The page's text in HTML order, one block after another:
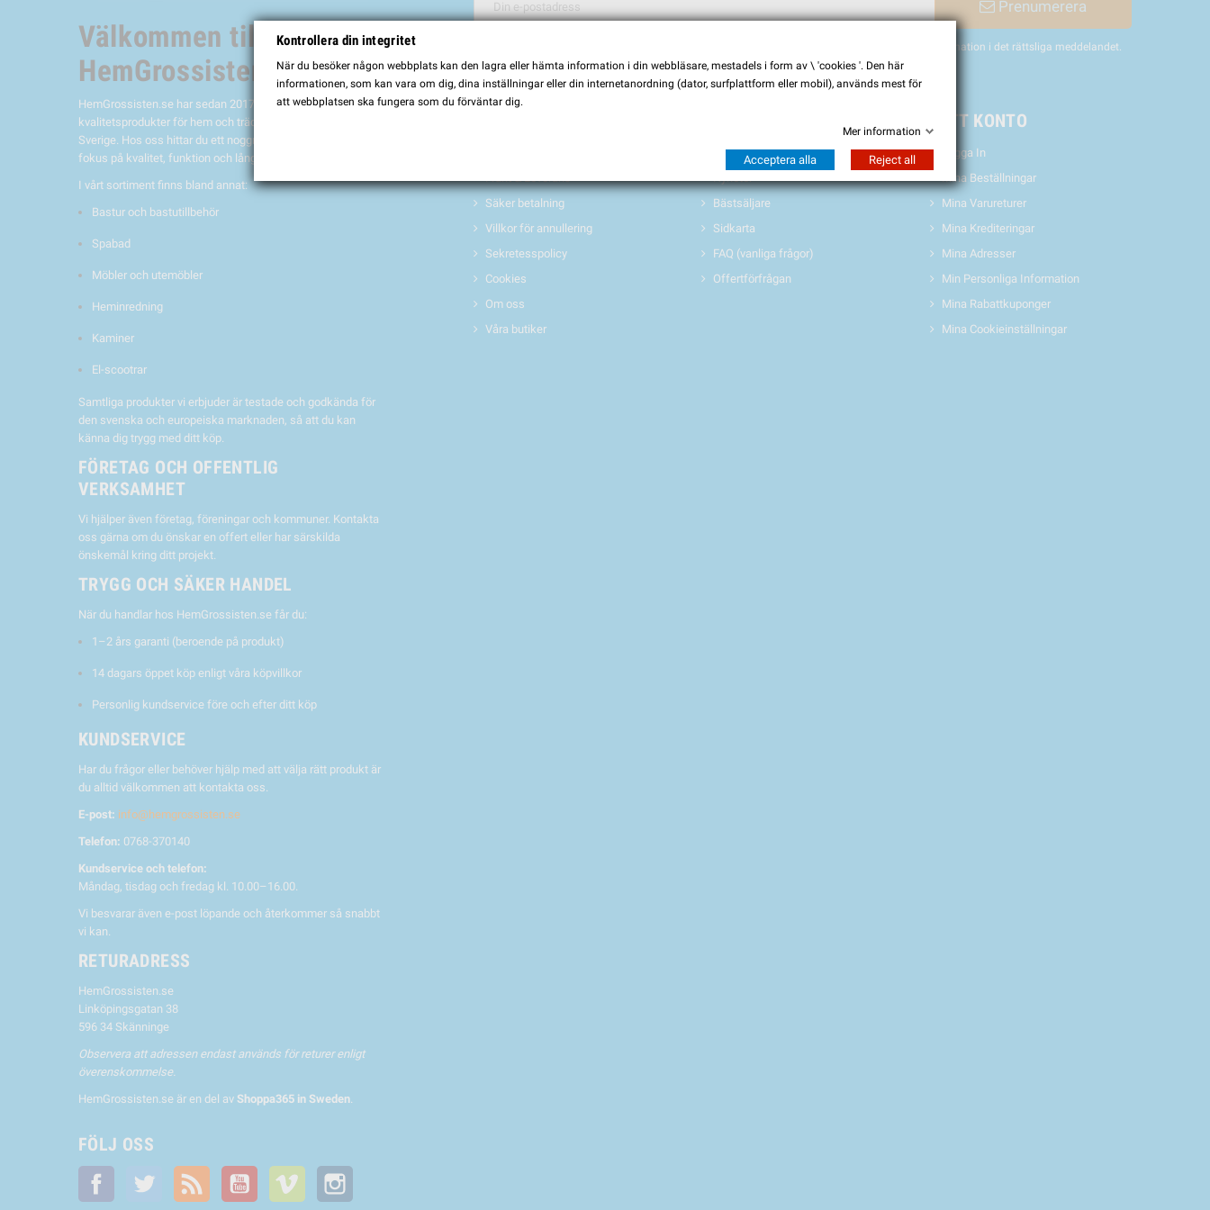
Välkommen till
HemGrossisten.se
HemGrossisten.se har sedan 2017 erbjudit
kvalitetsprodukter för hem och trädgård till kunder över hela
Sverige. Hos oss hittar du ett noggrant utvalt sortiment med
fokus på kvalitet, funktion och lång hållbarhet.
I vårt sortiment finns bland annat:
Bastur och bastutillbehör
Spabad
Möbler och utemöbler
Heminredning
Kaminer
El-scootrar
Samtliga produkter vi erbjuder är testade och godkända för
den svenska och europeiska marknaden, så att du kan
känna dig trygg med ditt köp.
FÖRETAG OCH OFFENTLIG
VERKSAMHET
Vi hjälper även företag, föreningar och kommuner. Kontakta
oss gärna om du önskar en offert eller har särskilda
önskemål kring ditt projekt.
TRYGG OCH SÄKER HANDEL
När du handlar hos HemGrossisten.se får du:
1–2 års garanti (beroende på produkt)
14 dagars öppet köp enligt våra köpvillkor
Personlig kundservice före och efter ditt köp
KUNDSERVICE
Har du frågor eller behöver hjälp med att välja rätt produkt är
du alltid välkommen att kontakta oss.
E-post: info@hemgrossisten.se
Telefon: 0768-370140
Kundservice och telefon:
Måndag, tisdag och fredag kl. 10.00–16.00.
Vi besvarar även e-post löpande och återkommer så snabbt
vi kan.
RETURADRESS
HemGrossisten.se
Linköpingsgatan 38
596 34 Skänninge
Observera att adressen endast används för returer enligt
överenskommelse.
HemGrossisten.se är en del av Shoppa365 in Sweden.
FÖLJ OSS
Facebook Twitter RSS YouTube Vimeo
Prenumerera
Du kan avbryta prenumerationen när som helst. För detta ändamål, vänligen hitta vår kontaktinformation i det rättsliga meddelandet.
Jag godkänner villkoren och sekretesspolicyen
Frakt & Leverans
Säker betalning
Villkor för annullering
Sekretesspolicy
Cookies
Om oss
Våra butiker
Erbjudanden/REA
Nyheter
Bästsäljare
Sidkarta
FAQ (vanliga frågor)
Offertförfrågan
MITT KONTO
Logga In
Mina Beställningar
Mina Varureturer
Mina Krediteringar
Mina Adresser
Min Personliga Information
Mina Rabattkuponger
Mina Cookieinställningar
Kontrollera din integritet
När du besöker någon webbplats kan den lagra eller hämta information i din webbläsare, mestadels i form av \ 'cookies '. Den här
informationen, som kan vara om dig, dina inställningar eller din internetanordning (dator, surfplattform eller mobil), används mest för
att webbplatsen ska fungera som du förväntar dig.
Mer information
Acceptera alla Reject all